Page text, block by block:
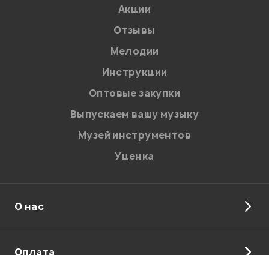
на обработку персональных данных в
Политикой в отношении обработки
персональных данных.
Введите проверочное число:
Отправить
Акции
Отзывы
Мелодии
Инструкции
Оптовые закупки
Выпускаем вашу музыку
Музей инструментов
Уценка
О нас
Оплата